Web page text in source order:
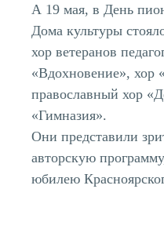
А 19 мая, в День
Дома культуры
хор ветеранов
«Вдохновение», хор
православный хор
«Гимназия».
Они представили
авторскую
юбилею